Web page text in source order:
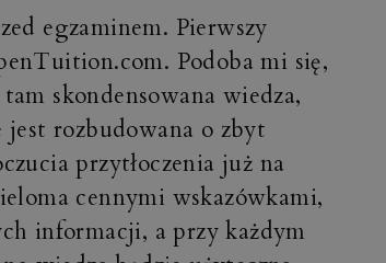
egzaminem. Pierwszy
Podoba mi się,
skondensowana wiedza,
rozbudowana o zbyt
przytłoczenia już na
cennymi wskazówkami,
informacji, a przy każdym